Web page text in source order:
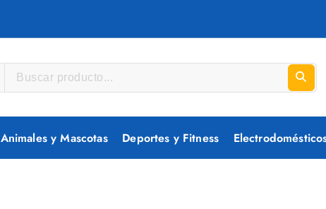
Animales y Mascotas Deportes y Fitness